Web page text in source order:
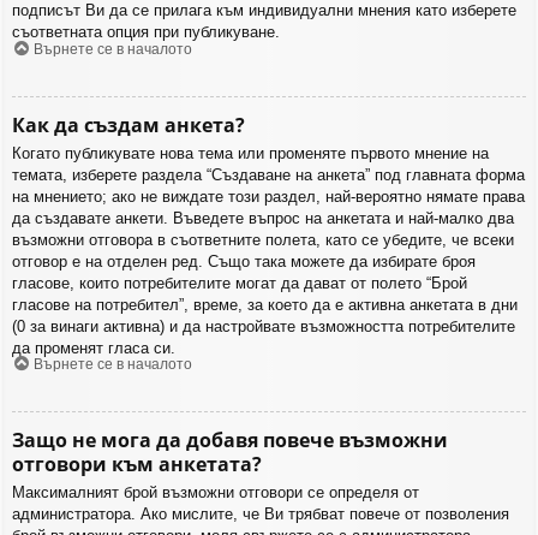
подписът Ви да се прилага към индивидуални мнения като изберете
съответната опция при публикуване.
Върнете се в началото
Как да създам анкета?
Когато публикувате нова тема или променяте първото мнение на
темата, изберете раздела “Създаване на анкета” под главната форма
на мнението; ако не виждате този раздел, най-вероятно нямате права
да създавате анкети. Въведете въпрос на анкетата и най-малко два
възможни отговора в съответните полета, като се убедите, че всеки
отговор е на отделен ред. Също така можете да избирате броя
гласове, които потребителите могат да дават от полето “Брой
гласове на потребител”, време, за което да е активна анкетата в дни
(0 за винаги активна) и да настройвате възможността потребителите
да променят гласа си.
Върнете се в началото
Защо не мога да добавя повече възможни
отговори към анкетата?
Максималният брой възможни отговори се определя от
администратора. Ако мислите, че Ви трябват повече от позволения